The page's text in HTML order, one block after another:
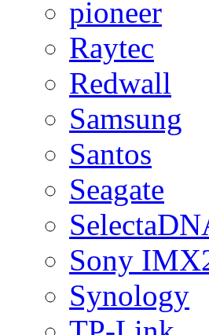
pioneer
Raytec
Redwall
Samsung
Santos
Seagate
Sony
Synology